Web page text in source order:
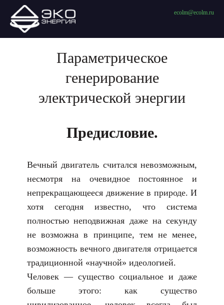
ecolm@ecolm.ru
Параметрическое
генерирование
электрической энергии
Предисловие.
Вечный двигатель считался невозможным,
несмотря на очевидное постоянное и
непрекращающееся движение в природе. И
хотя сегодня известно, что система
полностью неподвижная даже на секунду
не возможна в принципе, тем не менее,
возможность вечного двигателя отрицается
традиционной «научной» идеологией.
Человек — существо социальное и даже
больше этого: как существо